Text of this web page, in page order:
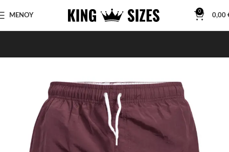
ΜΕΝΟΥ
0
0,00